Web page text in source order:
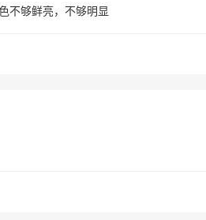
不够鲜亮，不够明显